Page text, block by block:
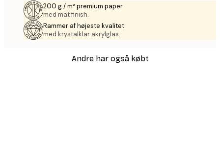
200 g / m² premium paper
med mat finish.
Rammer af højeste kvalitet
med krystalklar akrylglas.
Andre har også købt